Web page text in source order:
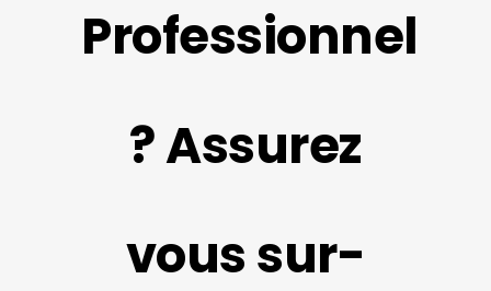
Professionnel
? Assurez
vous sur-